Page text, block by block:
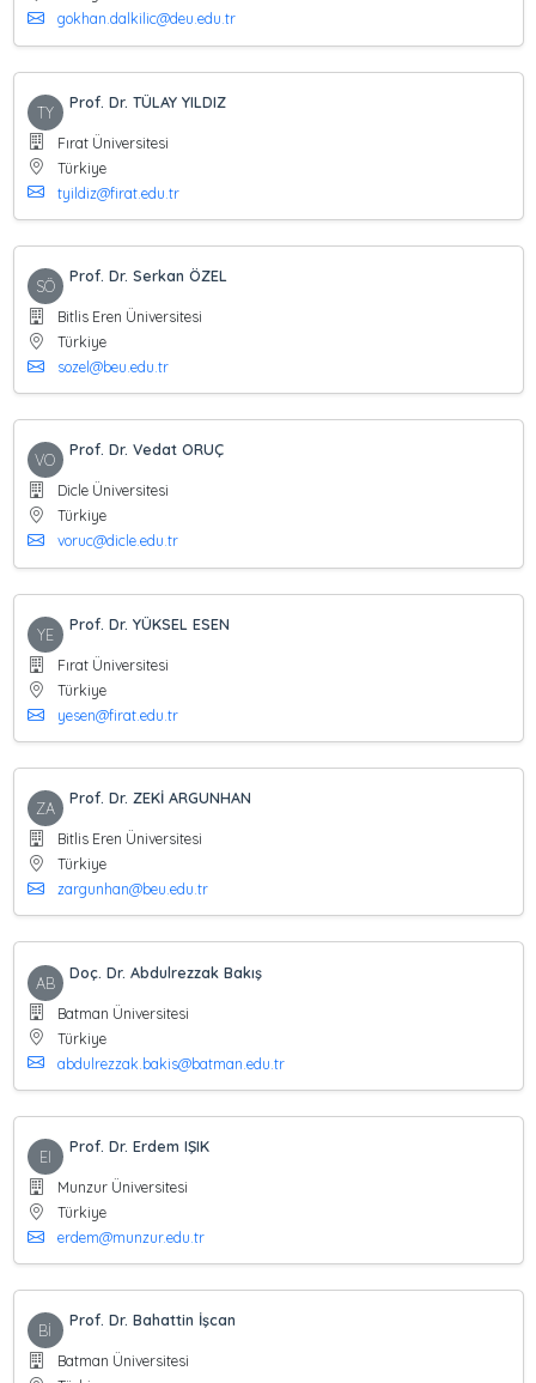
gokhan.dalkilic@deu.edu.tr
TY
Prof. Dr. TÜLAY YILDIZ
Fırat Üniversitesi
Türkiye
tyildiz@firat.edu.tr
SÖ
Prof. Dr. Serkan ÖZEL
Bitlis Eren Üniversitesi
Türkiye
sozel@beu.edu.tr
VO
Prof. Dr. Vedat ORUÇ
Dicle Üniversitesi
Türkiye
voruc@dicle.edu.tr
YE
Prof. Dr. YÜKSEL ESEN
Fırat Üniversitesi
Türkiye
yesen@firat.edu.tr
ZA
Prof. Dr. ZEKİ ARGUNHAN
Bitlis Eren Üniversitesi
Türkiye
zargunhan@beu.edu.tr
AB
Doç. Dr. Abdulrezzak Bakış
Batman Üniversitesi
Türkiye
abdulrezzak.bakis@batman.edu.tr
EI
Prof. Dr. Erdem IŞIK
Munzur Üniversitesi
Türkiye
erdem@munzur.edu.tr
Bİ
Prof. Dr. Bahattin İşcan
Batman Üniversitesi